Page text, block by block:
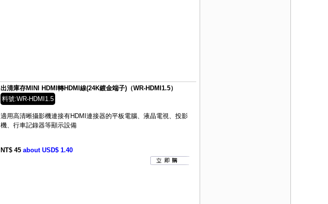
出清庫存MINI HDMI轉HDMI線(24K鍍金端子)（WR-HDMI1.5）
料號:WR-HDMI1.5
適用高清晰攝影機連接有HDMI連接器的平板電腦、液晶電視、投影
機、行車記錄器等顯示設備
NT$ 45 about USD$ 1.40